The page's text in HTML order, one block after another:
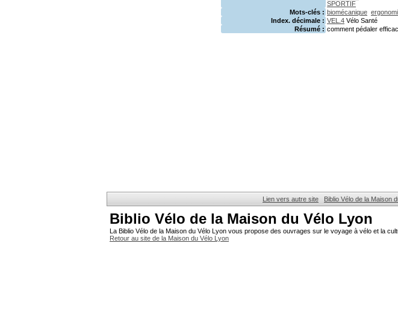
SPORTIF
Mots-clés : biomécanique
Index. décimale : VEL.4 Vélo Santé
Résumé : comment pédaler
Lien vers autre site Biblio Vélo de la Maison
Biblio Vélo de la Maison du Vélo Lyon
La Biblio Vélo de la Maison du Vélo Lyon vous propose des ouvrages sur le voyage à vélo et la
Retour au site de la Maison du Vélo Lyon